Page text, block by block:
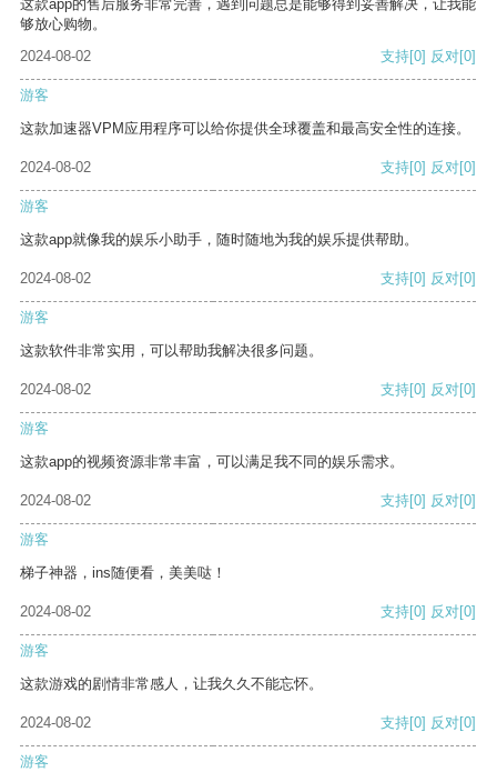
这款app的售后服务非常完善，遇到问题总是能够得到妥善解决，让我能
够放心购物。
2024-08-02
支持[0] 反对[0]
游客
这款加速器VPM应用程序可以给你提供全球覆盖和最高安全性的连接。
2024-08-02 支持[0] 反对[0]
游客
这款app就像我的娱乐小助手，随时随地为我的娱乐提供帮助。
2024-08-02 支持[0] 反对[0]
游客
这款软件非常实用，可以帮助我解决很多问题。
2024-08-02 支持[0] 反对[0]
游客
这款app的视频资源非常丰富，可以满足我不同的娱乐需求。
2024-08-02 支持[0] 反对[0]
游客
梯子神器，ins随便看，美美哒！
2024-08-02 支持[0] 反对[0]
游客
这款游戏的剧情非常感人，让我久久不能忘怀。
2024-08-02 支持[0] 反对[0]
游客